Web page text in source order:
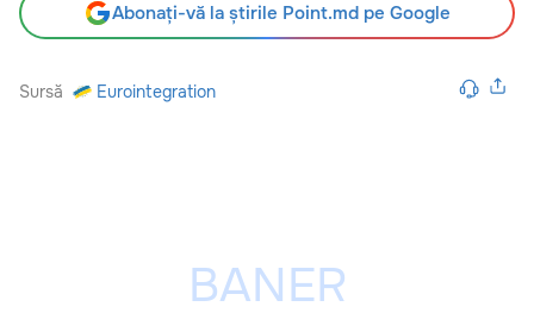
Abonați-vă la știrile Point.md pe Google
Sursă Eurointegration